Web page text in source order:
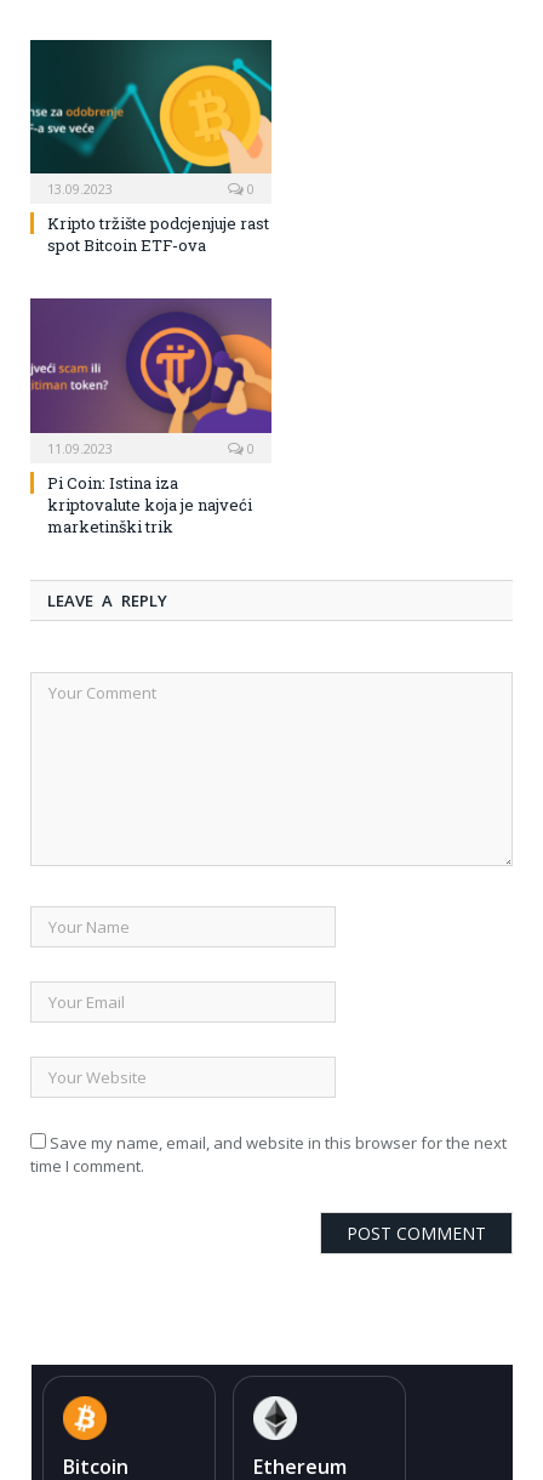
13.09.2023 0
Kripto tržište podcjenjuje rast
spot Bitcoin ETF-ova
11.09.2023 0
Pi Coin: Istina iza
kriptovalute koja je najveći
marketinški trik
LEAVE A REPLY
Save my name, email, and website in this browser for the next
time I comment.
Bitcoin Ethereum